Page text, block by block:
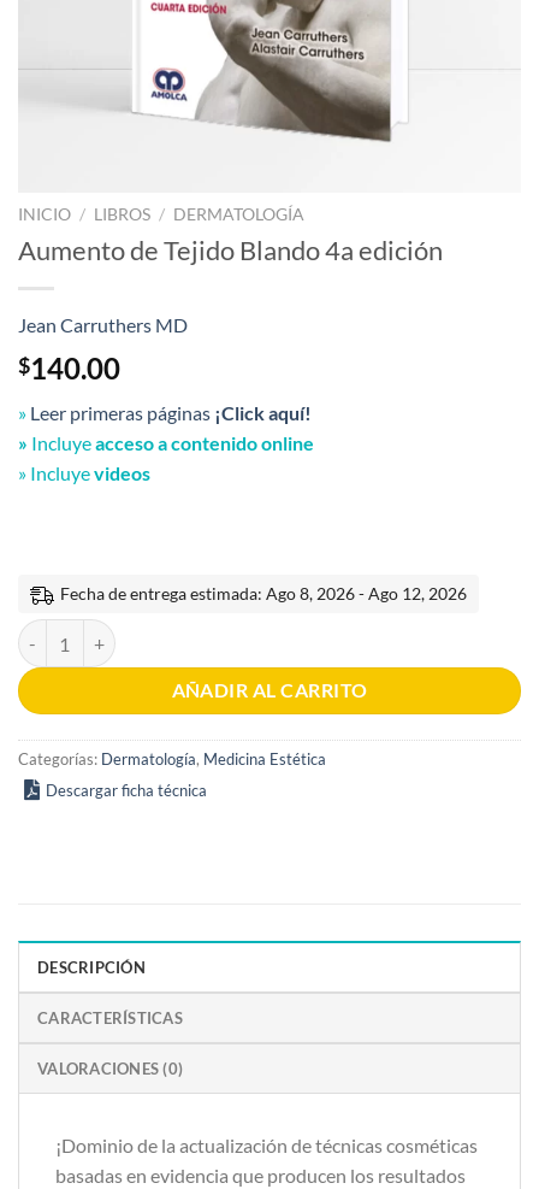
INICIO / LIBROS / DERMATOLOGÍA
Aumento de Tejido Blando 4a edición
Jean Carruthers MD
$140.00
» Leer primeras páginas ¡Click aquí!
» Incluyeacceso a contenido online
» Incluyevideos
Fecha de entrega estimada: Ago 8, 2026 - Ago 12, 2026
Aumento de Tejido Blando 4a edición cantidad
AÑADIR AL CARRITO
Categorías: Dermatología, Medicina Estética
Descargar ficha técnica
DESCRIPCIÓN
CARACTERÍSTICAS
VALORACIONES (0)
¡Dominio de la actualización de técnicas cosméticas
basadas en evidencia que producen los resultados